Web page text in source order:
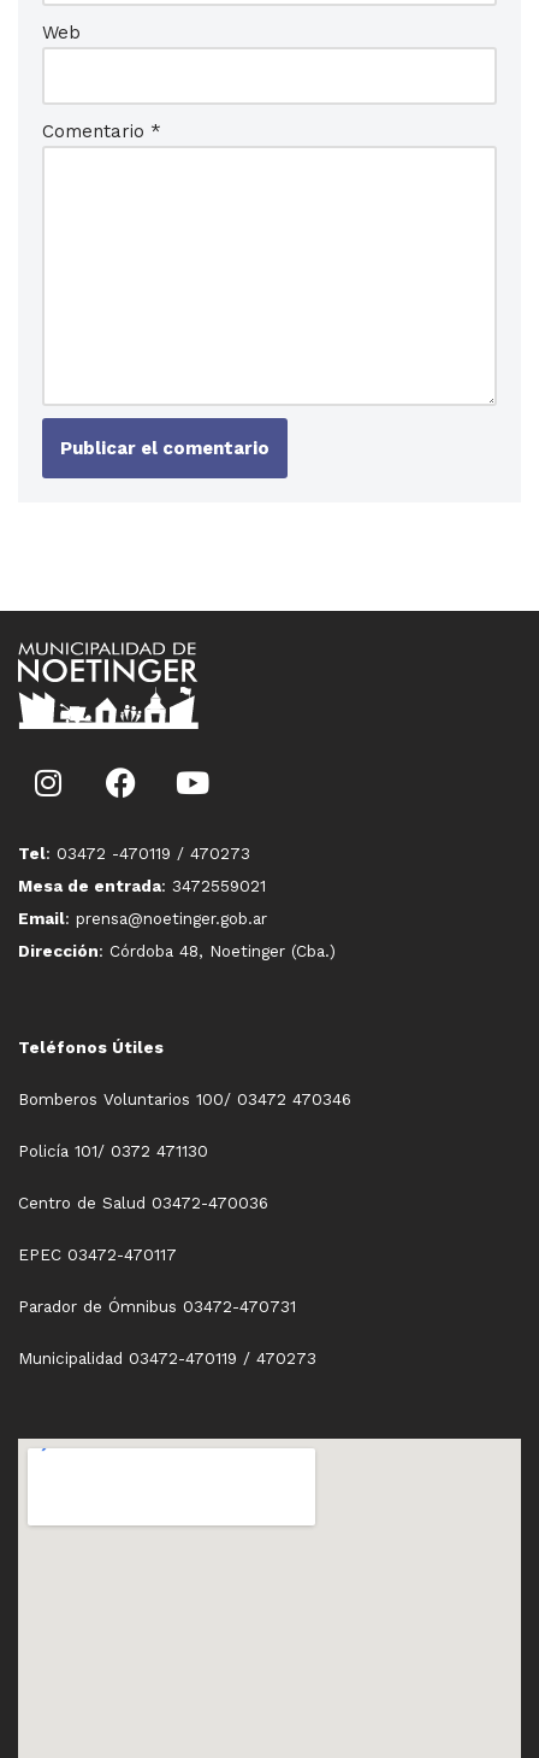
Web
Comentario *
Tel: 03472 -470119 / 470273
Mesa de entrada: 3472559021
Email: prensa@noetinger.gob.ar
Dirección: Córdoba 48, Noetinger (Cba.)
Teléfonos Útiles
Bomberos Voluntarios 100/ 03472 470346
Policía 101/ 0372 471130
Centro de Salud 03472-470036
EPEC 03472-470117
Parador de Ómnibus 03472-470731
Municipalidad 03472-470119 / 470273